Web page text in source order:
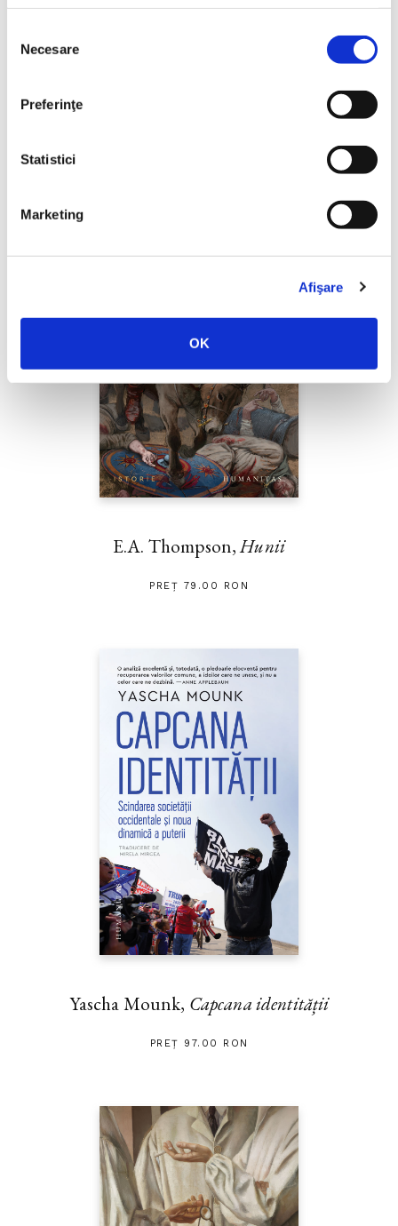
consimțământului
Necesare
Preferinţe
Statistici
Marketing
Afişare
OK
Lumea noastră orwelliană
E.A. Thompson,Hunii
PREȚ 79.00 RON
Yascha Mounk, Capcana identității
PREȚ 97.00 RON